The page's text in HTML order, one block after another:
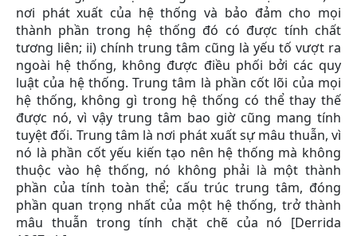
nơi phát xuất của hệ thống và bảo đảm cho mọi
thành phần trong hệ thống đó có được tính chất
tương liên; ii) chính trung tâm cũng là yếu tố vượt ra
ngoài hệ thống, không được điều phối bởi các quy
luật của hệ thống. Trung tâm là phần cốt lõi của mọi
hệ thống, không gì trong hệ thống có thể thay thế
được nó, vì vậy trung tâm bao giờ cũng mang tính
tuyệt đối. Trung tâm là nơi phát xuất sự mâu thuẫn, vì
nó là phần cốt yếu kiến tạo nên hệ thống mà không
thuộc vào hệ thống, nó không phải là một thành
phần của tính toàn thể; cấu trúc trung tâm, đóng
phần quan trọng nhất của một hệ thống, trở thành
mâu thuẫn trong tính chặt chẽ của nó [Derrida